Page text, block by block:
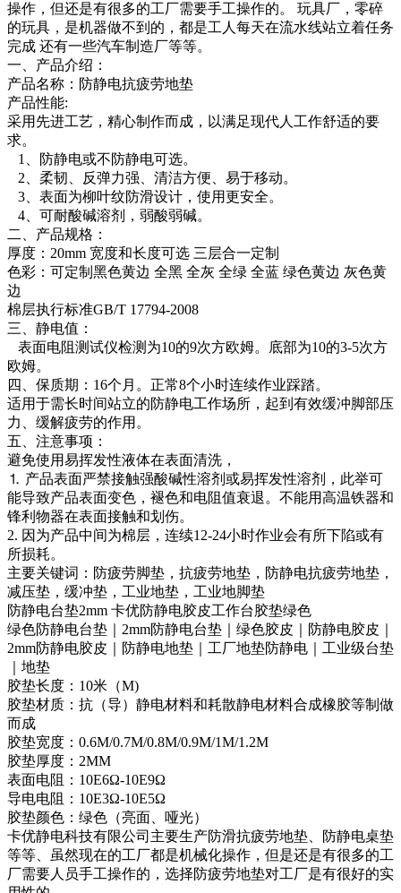
操作，但还是有很多的工厂需要手工操作的。 玩具厂，零碎
的玩具，是机器做不到的，都是工人每天在流水线站立着任务
完成 还有一些汽车制造厂等等。
一、产品介绍：
产品名称：防静电抗疲劳地垫
产品性能:
采用先进工艺，精心制作而成，以满足现代人工作舒适的要
求。
1、防静电或不防静电可选。
2、柔韧、反弹力强、清洁方便、易于移动。
3、表面为柳叶纹防滑设计，使用更安全。
4、可耐酸碱溶剂，弱酸弱碱。
二、产品规格：
厚度：20mm 宽度和长度可选 三层合一定制
色彩：可定制黑色黄边 全黑 全灰 全绿 全蓝 绿色黄边 灰色黄
边
棉层执行标准GB/T 17794-2008
三、静电值：
表面电阻测试仪检测为10的9次方欧姆。底部为10的3-5次方
欧姆。
四、保质期：16个月。正常8个小时连续作业踩踏。
适用于需长时间站立的防静电工作场所，起到有效缓冲脚部压
力、缓解疲劳的作用。
五、注意事项：
避免使用易挥发性液体在表面清洗，
⒈ 产品表面严禁接触强酸碱性溶剂或易挥发性溶剂，此举可
能导致产品表面变色，褪色和电阻值衰退。不能用高温铁器和
锋利物器在表面接触和划伤。
2. 因为产品中间为棉层，连续12-24小时作业会有所下陷或有
所损耗。
主要关键词：防疲劳脚垫，抗疲劳地垫，防静电抗疲劳地垫，
减压垫，缓冲垫，工业地垫，工业地脚垫
防静电台垫2mm 卡优防静电胶皮工作台胶垫绿色
绿色防静电台垫｜2mm防静电台垫｜绿色胶皮｜防静电胶皮｜
2mm防静电胶皮｜防静电地垫｜工厂地垫防静电｜工业级台垫
｜地垫
胶垫长度：10米（M)
胶垫材质：抗（导）静电材料和耗散静电材料合成橡胶等制做
而成
胶垫宽度：0.6M/0.7M/0.8M/0.9M/1M/1.2M
胶垫厚度：2MM
表面电阻：10E6Ω-10E9Ω
导电电阻：10E3Ω-10E5Ω
胶垫颜色：绿色（亮面、哑光）
卡优静电科技有限公司主要生产防滑抗疲劳地垫、防静电桌垫
等等、虽然现在的工厂都是机械化操作，但是还是有很多的工
厂需要人员手工操作的，选择防疲劳地垫对工厂是有很好的实